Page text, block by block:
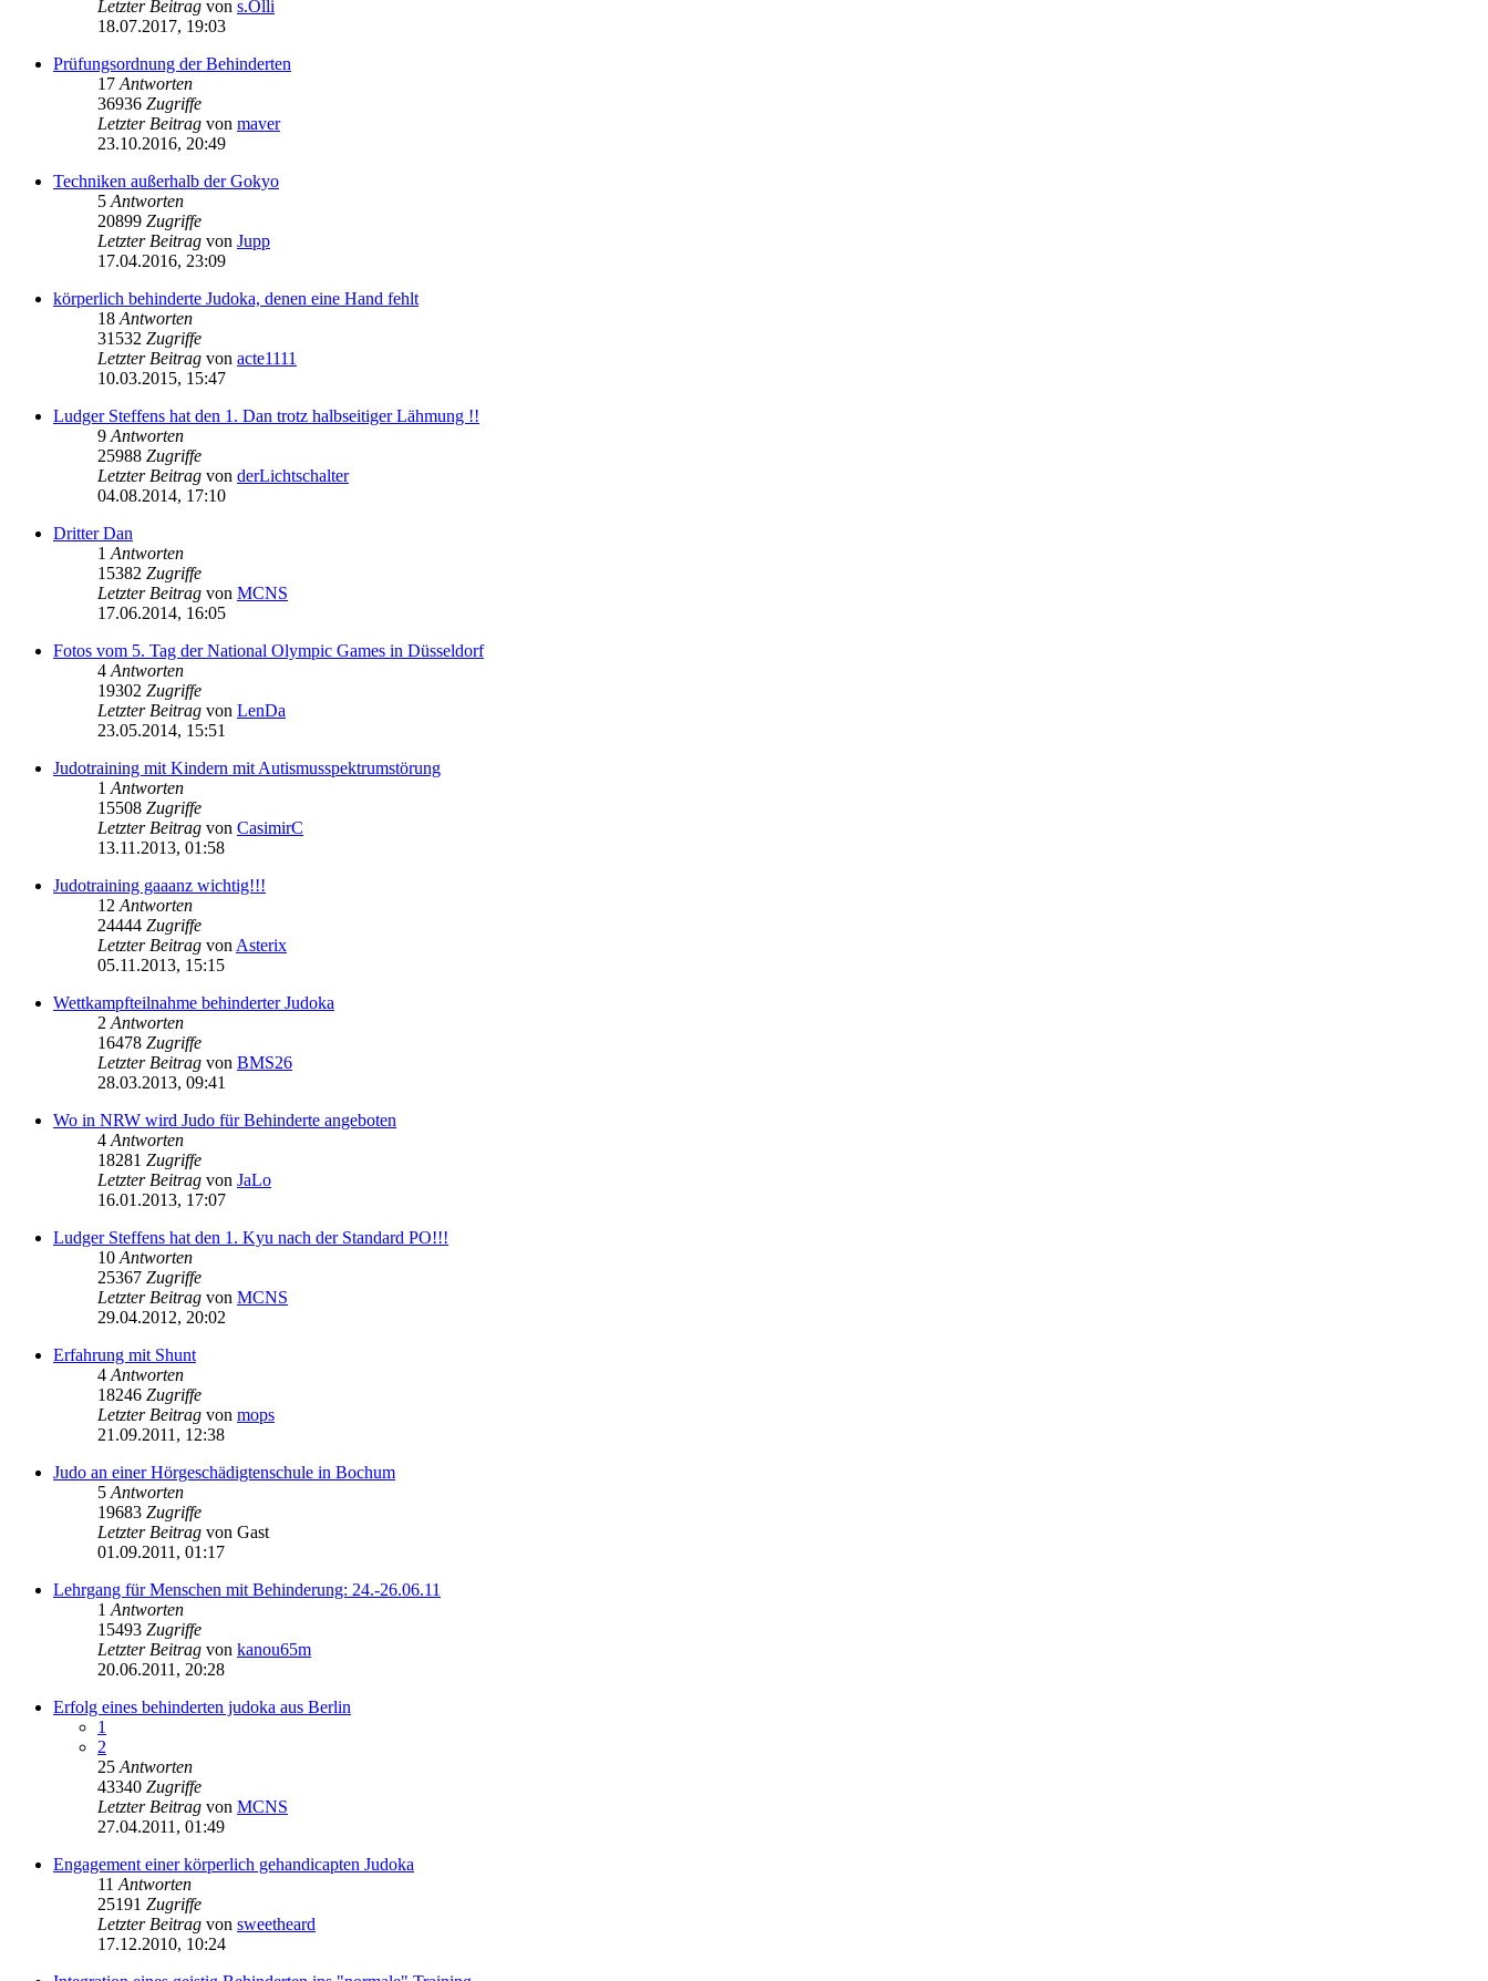
Letzter Beitrag von s.Olli
18.07.2017, 19:03
Prüfungsordnung der Behinderten
17 Antworten
36936 Zugriffe
Letzter Beitrag von maver
23.10.2016, 20:49
Techniken außerhalb der Gokyo
5 Antworten
20899 Zugriffe
Letzter Beitrag von Jupp
17.04.2016, 23:09
körperlich behinderte Judoka, denen eine Hand fehlt
18 Antworten
31532 Zugriffe
Letzter Beitrag von acte1111
10.03.2015, 15:47
Ludger Steffens hat den 1. Dan trotz halbseitiger Lähmung !!
9 Antworten
25988 Zugriffe
Letzter Beitrag von derLichtschalter
04.08.2014, 17:10
Dritter Dan
1 Antworten
15382 Zugriffe
Letzter Beitrag von MCNS
17.06.2014, 16:05
Fotos vom 5. Tag der National Olympic Games in Düsseldorf
4 Antworten
19302 Zugriffe
Letzter Beitrag von LenDa
23.05.2014, 15:51
Judotraining mit Kindern mit Autismusspektrumstörung
1 Antworten
15508 Zugriffe
Letzter Beitrag von CasimirC
13.11.2013, 01:58
Judotraining gaaanz wichtig!!!
12 Antworten
24444 Zugriffe
Letzter Beitrag von Asterix
05.11.2013, 15:15
Wettkampfteilnahme behinderter Judoka
2 Antworten
16478 Zugriffe
Letzter Beitrag von BMS26
28.03.2013, 09:41
Wo in NRW wird Judo für Behinderte angeboten
4 Antworten
18281 Zugriffe
Letzter Beitrag von JaLo
16.01.2013, 17:07
Ludger Steffens hat den 1. Kyu nach der Standard PO!!!
10 Antworten
25367 Zugriffe
Letzter Beitrag von MCNS
29.04.2012, 20:02
Erfahrung mit Shunt
4 Antworten
18246 Zugriffe
Letzter Beitrag von mops
21.09.2011, 12:38
Judo an einer Hörgeschädigtenschule in Bochum
5 Antworten
19683 Zugriffe
Letzter Beitrag von Gast
01.09.2011, 01:17
Lehrgang für Menschen mit Behinderung: 24.-26.06.11
1 Antworten
15493 Zugriffe
Letzter Beitrag von kanou65m
20.06.2011, 20:28
Erfolg eines behinderten judoka aus Berlin
1
2
25 Antworten
43340 Zugriffe
Letzter Beitrag von MCNS
27.04.2011, 01:49
Engagement einer körperlich gehandicapten Judoka
11 Antworten
25191 Zugriffe
Letzter Beitrag von sweetheard
17.12.2010, 10:24